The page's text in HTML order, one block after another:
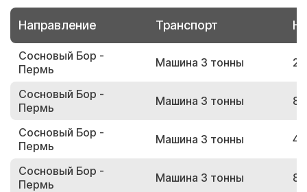
Направление Транспорт
Сосновый Бор -
Пермь
Машина 3 тонны
Сосновый Бор -
Пермь
Машина 3 тонны
Сосновый Бор -
Пермь
Машина 3 тонны
Сосновый Бор -
Пермь
Машина 3 тонны